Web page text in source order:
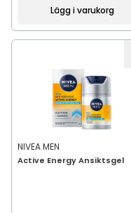
Lägg i varukorg
NIVEA MEN
Active Energy Ansiktsgel